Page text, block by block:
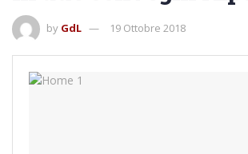
by GdL 19 Ottobre 2018